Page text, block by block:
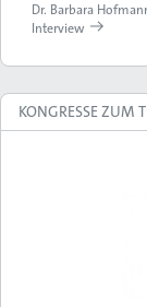
Dr. Barbara
Interview
KONGRESSE ZUM